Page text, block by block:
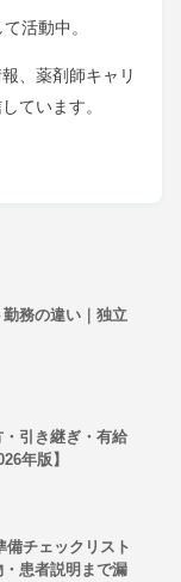
活動中。
、薬剤師キャリ
ています。
務の違い｜独立
引き継ぎ・有給
年版】
備チェックリスト
患者説明まで漏